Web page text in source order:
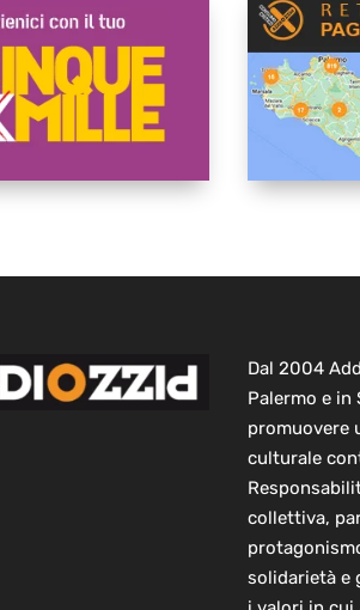
Dal 2004
Palermo e in
promuovere
culturale
collettiva,
solidarietà e